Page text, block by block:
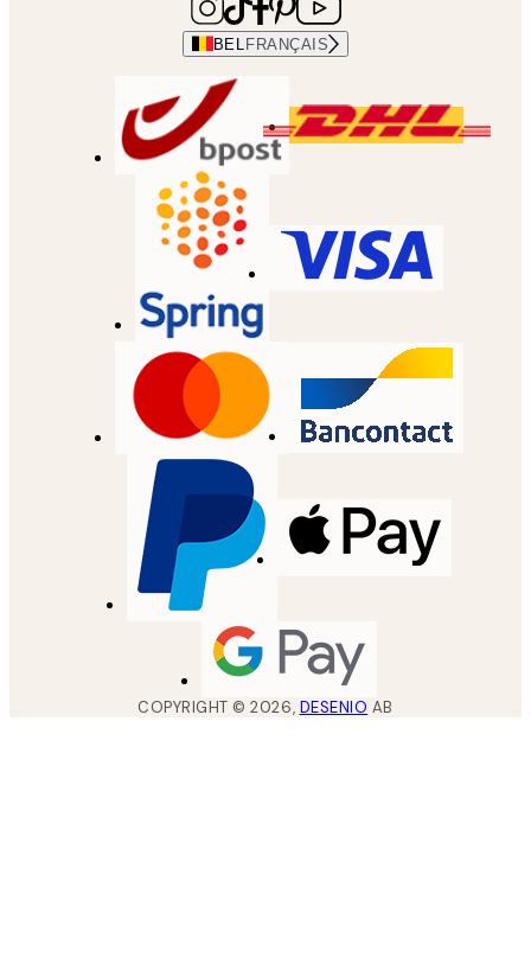
BEL FRANÇAIS
COPYRIGHT ©2026, DESENIO AB